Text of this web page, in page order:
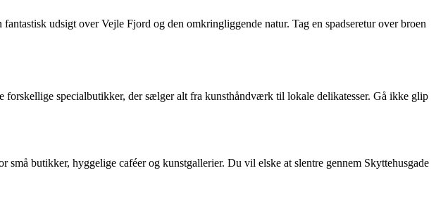
udsigt over Vejle Fjord og den omkringliggende natur. Tag en spadseretur over broen
specialbutikker, der sælger alt fra kunsthåndværk til lokale delikatesser. Gå ikke glip
butikker, hyggelige caféer og kunstgallerier. Du vil elske at slentre gennem Skyttehusgade